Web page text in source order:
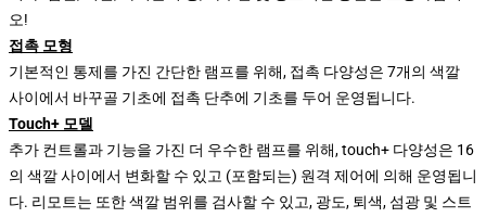
오!
접촉 모형
기본적인 통제를 가진 간단한 램프를 위해, 접촉 다양성은 7개의 색깔
사이에서 바꾸골 기초에 접촉 단추에 기초를 두어 운영됩니다.
Touch+ 모델
추가 컨트롤과 기능을 가진 더 우수한 램프를 위해, touch+ 다양성은 16
의 색깔 사이에서 변화할 수 있고 (포함되는) 원격 제어에 의해 운영됩니
다. 리모트는 또한 색깔 범위를 검사할 수 있고, 광도, 퇴색, 섬광 및 스트